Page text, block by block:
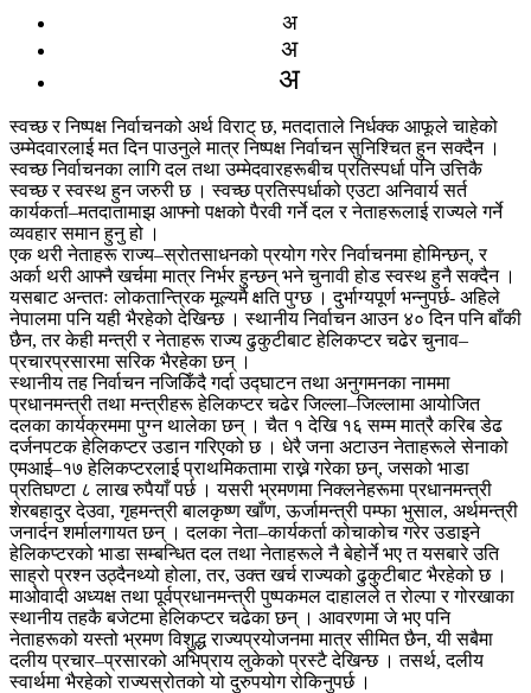
अ
अ
अ
स्वच्छ र निष्पक्ष निर्वाचनको अर्थ विराट् छ, मतदाताले निर्धक्क आफूले चाहेको
उम्मेदवारलाई मत दिन पाउनुले मात्र निष्पक्ष निर्वाचन सुनिश्चित हुन सक्दैन ।
स्वच्छ निर्वाचनका लागि दल तथा उम्मेदवारहरूबीच प्रतिस्पर्धा पनि उत्तिकै
स्वच्छ र स्वस्थ हुन जरुरी छ । स्वच्छ प्रतिस्पर्धाको एउटा अनिवार्य सर्त
कार्यकर्ता–मतदातामाझ आफ्नो पक्षको पैरवी गर्ने दल र नेताहरूलाई राज्यले गर्ने
व्यवहार समान हुनु हो ।
एक थरी नेताहरू राज्य–स्रोतसाधनको प्रयोग गरेर निर्वाचनमा होमिन्छन्, र
अर्का थरी आफ्नै खर्चमा मात्र निर्भर हुन्छन् भने चुनावी होड स्वस्थ हुनै सक्दैन ।
यसबाट अन्ततः लोकतान्त्रिक मूल्यमै क्षति पुग्छ । दुर्भाग्यपूर्ण भन्नुपर्छ- अहिले
नेपालमा पनि यही भैरहेको देखिन्छ । स्थानीय निर्वाचन आउन ४० दिन पनि बाँकी
छैन, तर केही मन्त्री र नेताहरू राज्य ढुकुटीबाट हेलिकप्टर चढेर चुनाव–
प्रचारप्रसारमा सरिक भैरहेका छन् ।
स्थानीय तह निर्वाचन नजिकिँदै गर्दा उद्घाटन तथा अनुगमनका नाममा
प्रधानमन्त्री तथा मन्त्रीहरू हेलिकप्टर चढेर जिल्ला–जिल्लामा आयोजित
दलका कार्यक्रममा पुग्न थालेका छन् । चैत १ देखि १६ सम्म मात्रै करिब डेढ
दर्जनपटक हेलिकप्टर उडान गरिएको छ । धेरै जना अटाउन नेताहरूले सेनाको
एमआई–१७ हेलिकप्टरलाई प्राथमिकतामा राख्ने गरेका छन्, जसको भाडा
प्रतिघण्टा ८ लाख रुपैयाँ पर्छ । यसरी भ्रमणमा निक्लनेहरूमा प्रधानमन्त्री
शेरबहादुर देउवा, गृहमन्त्री बालकृष्ण खाँण, ऊर्जामन्त्री पम्फा भुसाल, अर्थमन्त्री
जनार्दन शर्मालगायत छन् । दलका नेता–कार्यकर्ता कोचाकोच गरेर उडाइने
हेलिकप्टरको भाडा सम्बन्धित दल तथा नेताहरूले नै बेहोर्ने भए त यसबारे उति
साह्रो प्रश्न उठ्दैनथ्यो होला, तर, उक्त खर्च राज्यको ढुकुटीबाट भैरहेको छ ।
माओवादी अध्यक्ष तथा पूर्वप्रधानमन्त्री पुष्पकमल दाहालले त रोल्पा र गोरखाका
स्थानीय तहकै बजेटमा हेलिकप्टर चढेका छन् । आवरणमा जे भए पनि
नेताहरूको यस्तो भ्रमण विशुद्ध राज्यप्रयोजनमा मात्र सीमित छैन, यी सबैमा
दलीय प्रचार–प्रसारको अभिप्राय लुकेको प्रस्टै देखिन्छ । तसर्थ, दलीय
स्वार्थमा भैरहेको राज्यस्रोतको यो दुरुपयोग रोकिनुपर्छ ।